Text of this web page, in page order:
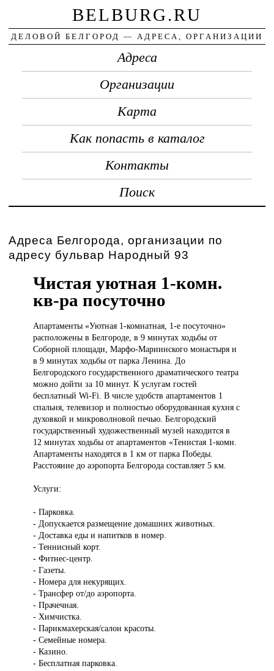
BELBURG.RU
ДЕЛОВОЙ БЕЛГОРОД — АДРЕСА, ОРГАНИЗАЦИИ
Адреса
Организации
Карта
Как попасть в каталог
Контакты
Поиск
Адреса Белгорода, организации по
адресу бульвар Народный 93
Чистая уютная 1-комн.
кв-ра посуточно
Апартаменты «Уютная 1-комнатная, 1-е посуточно»
расположены в Белгороде, в 9 минутах ходьбы от
Соборной площади, Марфо-Мариинского монастыря и
в 9 минутах ходьбы от парка Ленина. До
Белгородского государственного драматического театра
можно дойти за 10 минут. К услугам гостей
бесплатный Wi-Fi. В числе удобств апартаментов 1
спальня, телевизор и полностью оборудованная кухня с
духовкой и микроволновой печью. Белгородский
государственный художественный музей находится в
12 минутах ходьбы от апартаментов «Тенистая 1-комн.
Апартаменты находятся в 1 км от парка Победы.
Расстояние до аэропорта Белгорода составляет 5 км.
Услуги:
- Парковка.
- Допускается размещение домашних животных.
- Доставка еды и напитков в номер.
- Теннисный корт.
- Фитнес-центр.
- Газеты.
- Номера для некурящих.
- Трансфер от/до аэропорта.
- Прачечная.
- Химчистка.
- Парикмахерская/салон красоты.
- Семейные номера.
- Казино.
- Бесплатная парковка.